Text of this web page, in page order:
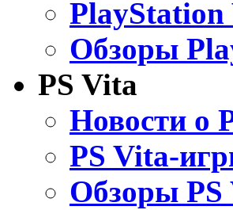
PlayStation
Обзоры
PS Vita
Новости о
PS Vita-
Обзоры PS